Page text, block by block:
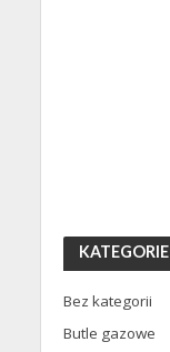
KATEGORIE
Bez kategorii
Butle gazowe